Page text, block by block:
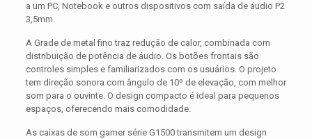
a um PC, Notebook e outros dispositivos com saída de áudio P2
3,5mm.
A Grade de metal fino traz redução de calor, combinada com
distribuição de potência de áudio. Os botões frontais são
controles simples e familiarizados com os usuários. O projeto
tem direção sonora com ângulo de 10º de elevação, com melhor
som para o ouvinte. O design compacto é ideal para pequenos
espaços, oferecendo mais comodidade.
As caixas de som gamer série G1500 transmitem um design